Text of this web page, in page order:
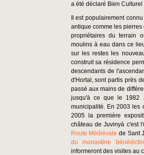
a été déclaré Bien
Il est populairement
antique comme les
propriétaires du terrain
moulins à eau dans ce
sur les restes les
construit sa résidence
descendants de
d'Hortal, sont partis près
passé aux mains de
jusqu'à ce que le 1982
municipalité. En 2003 les
2005 la première
château de Juvinyà c'est
Route Médiévale de Sant
du monastère bénédictin
informeront des visites au